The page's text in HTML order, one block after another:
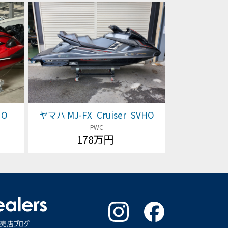
ヤマハ MJ-FX Cruiser SVHO
PWC
178万円